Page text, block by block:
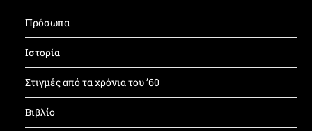
Πρόσωπα
Ιστορία
Στιγμές από τα χρόνια του ’60
Βιβλίο